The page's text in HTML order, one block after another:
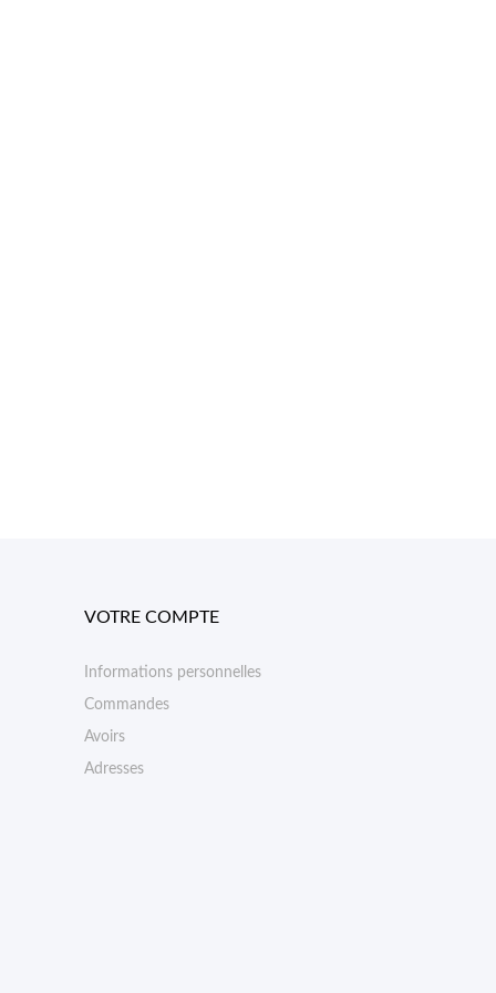
VOTRE COMPTE
Informations personnelles
Commandes
Avoirs
Adresses